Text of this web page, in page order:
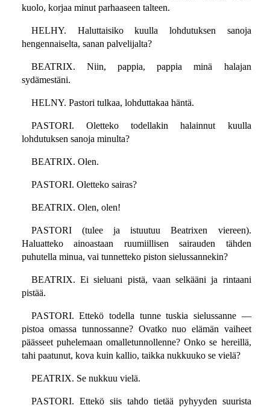
kuolo, korjaa minut parhaaseen talteen.
HELHY. Haluttaisiko kuulla lohdutuksen sanoja
hengennaiselta, sanan palvelijalta?
BEATRIX. Niin, pappia, pappia minä halajan
sydämestäni.
HELNY. Pastori tulkaa, lohduttakaa häntä.
PASTORI. Oletteko todellakin halainnut kuulla
lohdutuksen sanoja minulta?
BEATRIX. Olen.
PASTORI. Oletteko sairas?
BEATRIX. Olen, olen!
PASTORI (tulee ja istuutuu Beatrixen viereen).
Haluatteko ainoastaan ruumiillisen sairauden tähden
puhutella minua, vai tunnetteko piston sielussannekin?
BEATRIX. Ei sieluani pistä, vaan selkääni ja rintaani
pistää.
PASTORI. Ettekö todella tunne tuskia sielussanne —
pistoa omassa tunnossanne? Ovatko nuo elämän vaiheet
päässeet puhelemaan omalletunnollenne? Onko se hereillä,
tahi paatunut, kova kuin kallio, taikka nukkuuko se vielä?
PEATRIX. Se nukkuu vielä.
PASTORI. Ettekö siis tahdo tietää pyhyyden suurista